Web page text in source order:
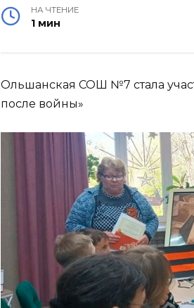
НА ЧТЕНИЕ
1 мин
Ольшанская СОШ №7 стала
после войны»